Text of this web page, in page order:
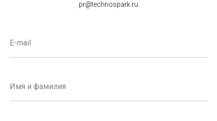
pr@technospark.ru
E-mail
Имя и фамилия